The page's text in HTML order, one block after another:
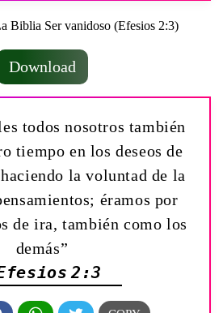
Download
todos nosotros también
tiempo en los deseos de
la voluntad de la
éramos por
de ira, también como los
demás”
2:3